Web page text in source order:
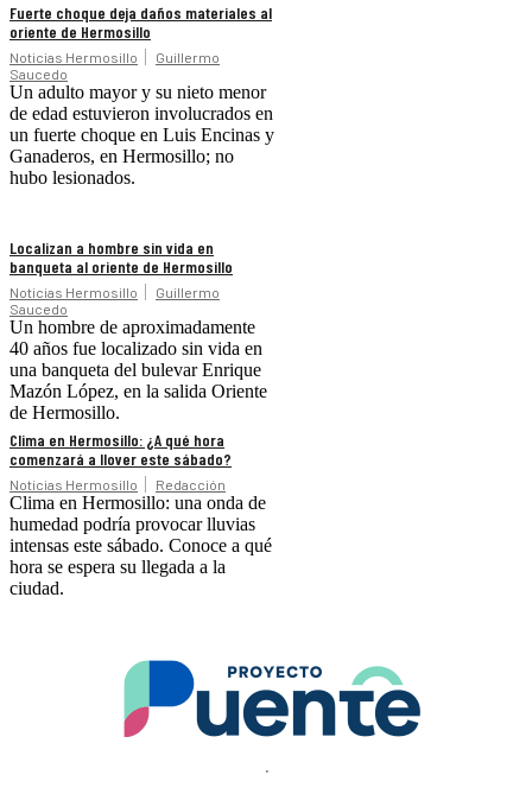
Fuerte choque deja daños materiales al
oriente de Hermosillo
Noticias Hermosillo
Guillermo
Saucedo
Un adulto mayor y su nieto menor
de edad estuvieron involucrados en
un fuerte choque en Luis Encinas y
Ganaderos, en Hermosillo; no
hubo lesionados.
Localizan a hombre sin vida en
banqueta al oriente de Hermosillo
Noticias Hermosillo
Guillermo
Saucedo
Un hombre de aproximadamente
40 años fue localizado sin vida en
una banqueta del bulevar Enrique
Mazón López, en la salida Oriente
de Hermosillo.
Clima en Hermosillo: ¿A qué hora
comenzará a llover este sábado?
Noticias Hermosillo Redacción
Clima en Hermosillo: una onda de
humedad podría provocar lluvias
intensas este sábado. Conoce a qué
hora se espera su llegada a la
ciudad.
.